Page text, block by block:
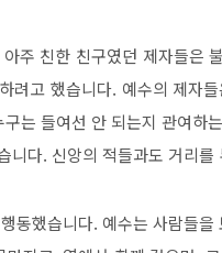
주 친한 친구였던 제자들은
려고 했습니다. 예수의 제자
는 들여선 안 되는지 관여하
니다. 신앙의 적들과도 거리를
동했습니다. 예수는 사람들